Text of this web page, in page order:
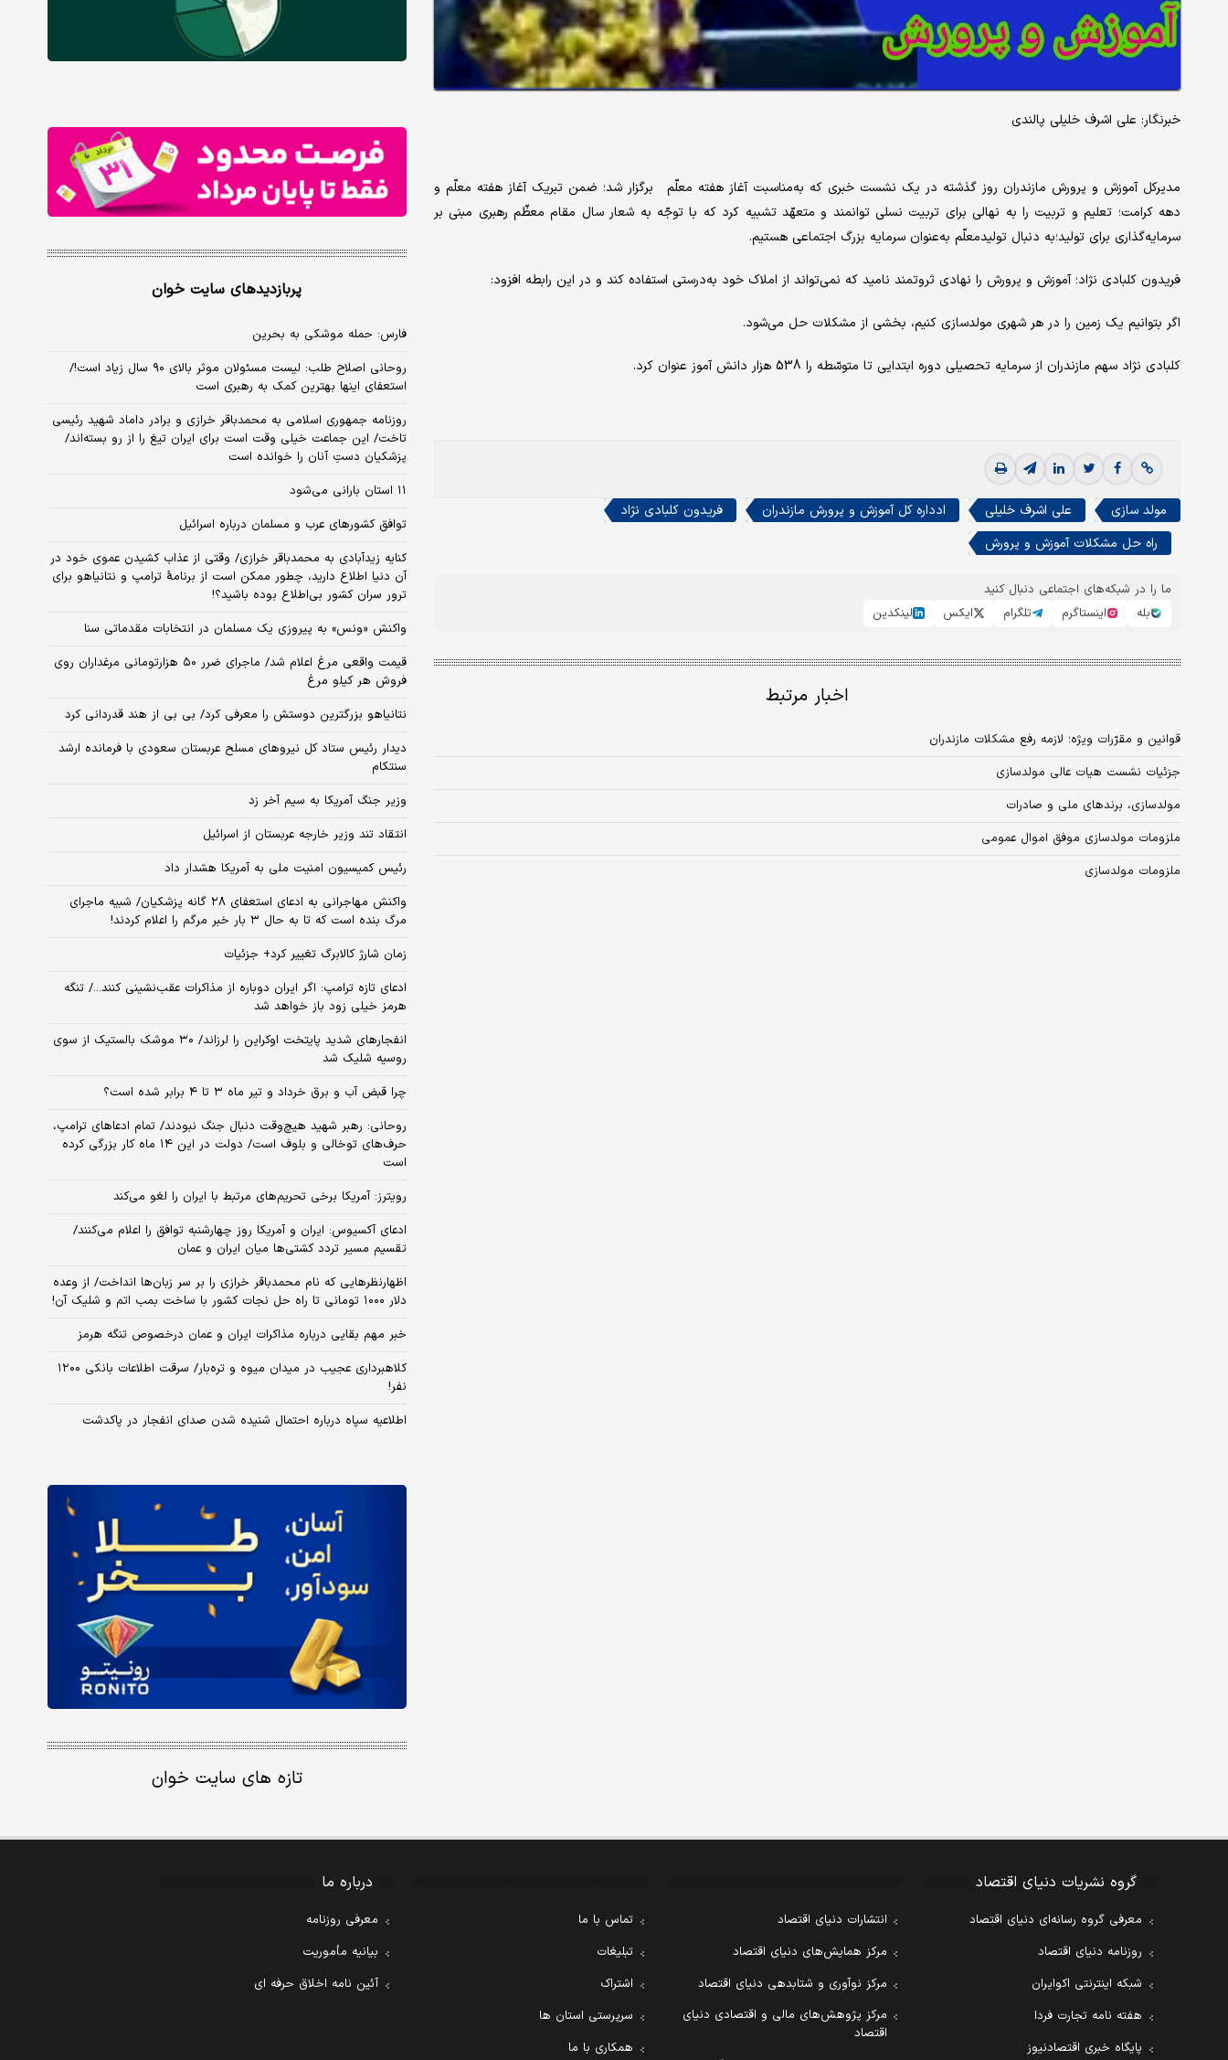
خبرنگار: علی اشرف خلیلی پالندی
مدیرکل آموزش و پرورش مازندران روز گذشته در یک نشست خبری که به‌مناسبت آغاز هفته معلّم برگزار شد؛ ضمن تبریک آغاز هفته معلّم و
دهه کرامت؛ تعلیم و تربیت را به نهالی برای تربیت نسلی توانمند و متعهّد تشبیه کرد که با توجّه به شعار سال مقام معظّم رهبری مبنی بر
سرمایه‌گذاری برای تولید؛به دنبال تولیدمعلّم به‌عنوان سرمایه بزرگ اجتماعی هستیم.
فریدون کلبادی نژاد؛ آموزش و پرورش را نهادی ثروتمند نامید که نمی‌تواند از املاک خود به‌درستی استفاده کند و در این رابطه افزود:
اگر بتوانیم یک زمین را در هر شهری مولدسازی کنیم، بخشی از مشکلات حل می‌شود.
کلبادی نژاد سهم مازندران از سرمایه تحصیلی دوره ابتدایی تا متوسّطه را 538 هزار دانش آموز عنوان کرد.
مولد سازی علی اشرف خلیلی ادداره کل آموزش و پرورش مازندران
فریدون کلبادی نژاد
راه حل مشکلات آموزش و پرورش
ما را در شبکه‌های اجتماعی دنبال کنید
بله
اینستاگرم تلگرام ایکس لینکدین
اخبار مرتبط
قوانین و مقرّرات ویژه؛ لازمه رفع مشکلات مازندران
جزئیات نشست هیات عالی مولدسازی
مولدسازی، برندهای ملی و صادرات
ملزومات مولدسازی موفق اموال عمومی
ملزومات مولد‌سازی
پربازدیدهای سایت خوان
فارس: حمله موشکی به بحرین
روحانی اصلاح طلب: ‌لیست مسئولان موثر بالای ۹۰ سال زیاد است!/
استعفای اینها بهترین کمک به رهبری است
روزنامه جمهوری اسلامی به محمدباقر خرازی و برادر داماد شهید رئیسی
تاخت/ این جماعت خیلی وقت است برای ایران تیغ را از رو بسته‌اند/
پزشکیان دستِ آنان را خوانده است
۱۱ استان بارانی می‌شود
توافق کشورهای عرب و مسلمان درباره اسرائیل
کنایه زیدآبادی به محمدباقر خرازی/ وقتی از عذاب کشیدن عموی خود در
آن دنیا اطلاع دارید، چطور ممکن است از برنامهٔ ترامپ و نتانیاهو برای
ترور سران کشور بی‌اطلاع بوده باشید؟!
واکنش «ونس» به پیروزی یک مسلمان در انتخابات مقدماتی سنا
قیمت واقعی مرغ اعلام شد/ ماجرای ضرر ۵۰ هزارتومانی مرغداران روی
فروش هر کیلو مرغ
نتانیاهو بزرگترین دوستش را معرفی کرد/ بی بی از هند قدردانی کرد
دیدار رئیس ستاد کل نیروهای مسلح عربستان سعودی با فرمانده ارشد
سنتکام
وزیر جنگ آمریکا به سیم آخر زد
انتقاد تند وزیر خارجه عربستان از اسرائیل
رئیس کمیسیون امنیت ملی به آمریکا هشدار داد
واکنش مهاجرانی به ادعای استعفای ۲۸ گانه پزشکیان/ شبیه ماجرای
مرگ بنده است که تا به حال ۳ بار خبر مرگم را اعلام کردند!
زمان شارژ کالابرگ تغییر کرد+ جزئیات
ادعای تازه ترامپ: اگر ایران دوباره از مذاکرات عقب‌نشینی کنند.../ تنگه
هرمز خیلی زود باز خواهد شد
انفجارهای شدید پایتخت اوکراین را لرزاند/ ۳۰ موشک بالستیک از سوی
روسیه شلیک شد
چرا قبض آب و برق خرداد و تیر ماه ۳ تا ۴ برابر شده است؟
روحانی: رهبر شهید هیچ‌وقت دنبال جنگ نبودند/ تمام ادعاهای ترامپ،
حرف‌های توخالی و بلوف است/ دولت در این ۱۴ ماه کار بزرگی کرده
است
رویترز: آمریکا برخی تحریم‌های مرتبط با ایران را لغو می‌کند
ادعای آکسیوس: ایران و آمریکا روز چهارشنبه توافق را اعلام می‌کنند/
تقسیم مسیر تردد کشتی‌ها میان ایران و عمان
اظهارنظرهایی که نام محمدباقر خرازی را بر سر زبان‌ها انداخت/ از وعده
دلار ۱۰۰۰ تومانی تا راه حل نجات کشور با ساخت بمب اتم و شلیک آن!
خبر مهم بقایی درباره مذاکرات ایران و عمان درخصوص تنگه هرمز
کلاهبرداری عجیب در میدان میوه و تره‌بار/ سرقت اطلاعات بانکی ۱۲۰۰
نفر!
اطلاعیه سپاه درباره احتمال شنیده شدن صدای انفجار در پاکدشت
تازه های سایت خوان
گروه نشریات دنیای اقتصاد
معرفی گروه رسانه‌ای دنیای اقتصاد
روزنامه دنیای اقتصاد
شبکه اینترنتی اکوایران
هفته نامه تجارت فردا
پایگاه خبری اقتصادنیوز
انتشارات دنیای اقتصاد
مرکز همایش‌های دنیای اقتصاد
مرکز نوآوری و شتابدهی دنیای اقتصاد
مرکز پژوهش‌های مالی و اقتصادی دنیای
اقتصاد
تماس با ما
تبلیغات
اشتراک
سرپرستی استان ها
همکاری با ما
درباره ما
معرفی روزنامه
بیانیه مأموریت
آئین نامه اخلاق حرفه ای